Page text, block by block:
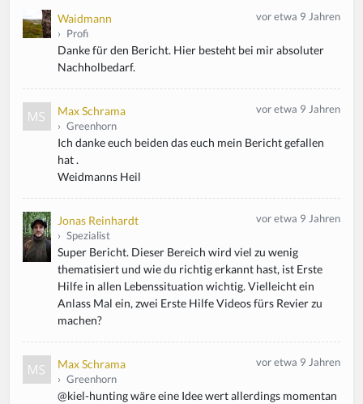
Waidmann
› Profi
vor etwa 9 Jahren
Danke für den Bericht. Hier besteht bei mir absoluter
Nachholbedarf.
Max Schrama
› Greenhorn
vor etwa 9 Jahren
Ich danke euch beiden das euch mein Bericht gefallen
hat .
Weidmanns Heil
Jonas Reinhardt
› Spezialist
vor etwa 9 Jahren
Super Bericht. Dieser Bereich wird viel zu wenig
thematisiert und wie du richtig erkannt hast, ist Erste
Hilfe in allen Lebenssituation wichtig. Vielleicht ein
Anlass Mal ein, zwei Erste Hilfe Videos fürs Revier zu
machen?
Max Schrama
› Greenhorn
vor etwa 9 Jahren
@kiel-hunting wäre eine Idee wert allerdings momentan